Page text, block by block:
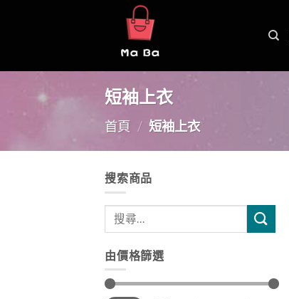
短袖上衣
首頁 / 短袖上衣
搜索商品
由價格篩選